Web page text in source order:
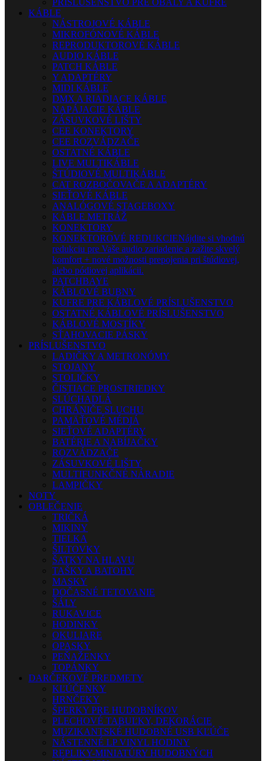
PRÍSLUŠENSTVO PRE OBALY A KUFRE
KÁBLE
NÁSTROJOVÉ KÁBLE
MIKROFÓNOVÉ KÁBLE
REPRODUKTOROVÉ KÁBLE
AUDIO KÁBLE
PATCH KÁBLE
Y ADAPTÉRY
MIDI KÁBLE
DMX A RIADIACE KÁBLE
NAPÁJACIE KÁBLE
ZÁSUVKOVÉ LIŠTY
CEE KONEKTORY
CEE ROZVÁDZAČE
OSTATNÉ KÁBLE
LIVE MULTIKÁBLE
ŠTÚDIOVÉ MULTIKÁBLE
CAT ROZBOČOVAČE A ADAPTÉRY
SIEŤOVÉ KÁBLE
ANALÓGOVÉ STAGEBOXY
KÁBLE METRÁŽ
KONEKTORY
KONEKTOROVÉ REDUKCIENájdite si vhodnú
redukciu pre Vaše audio zariadenie a zažite skvelý
komfort + nové možnosti prepojenia pri štúdiovej,
alebo pódiovej aplikácii.
PATCHBAYE
KÁBLOVÉ BUBNY
KUFRE PRE KÁBLOVÉ PRÍSLUŠENSTVO
OSTATNÉ KÁBLOVÉ PRÍSLUŠENSTVO
KÁBLOVÉ MOSTÍKY
SŤAHOVACIE PÁSKY
PRÍSLUŠENSTVO
LADIČKY A METRONÓMY
STOJANY
STOLIČKY
ČISTIACE PROSTRIEDKY
SLÚCHADLÁ
CHRÁNIČE SLUCHU
PAMÄŤOVÉ MÉDIÁ
SIEŤOVÉ ADAPTÉRY
BATÉRIE A NABÍJAČKY
ROZVÁDZAČE
ZÁSUVKOVÉ LIŠTY
MULTIFUNKČNÉ NÁRADIE
LAMPIČKY
NOTY
OBLEČENIE
TRIČKÁ
MIKINY
TIELKA
ŠILTOVKY
ŠATKY NA HLAVU
TAŠKY A BATOHY
MASKY
DOČASNÉ TETOVANIE
ŠÁLY
RUKAVICE
HODINKY
OKULIARE
OPASKY
PEŇAŽENKY
TOPÁNKY
DARČEKOVÉ PREDMETY
KĽÚČENKY
HRNČEKY
ŠPERKY PRE HUDOBNÍKOV
PLECHOVÉ TABUĽKY, DEKORÁCIE
MUZIKANTSKÉ HUDOBNÉ USB KĽÚČE
NÁSTENNÉ LP VINYL HODINY
REPLIKY-MINIATÚRY HUDOBNÝCH